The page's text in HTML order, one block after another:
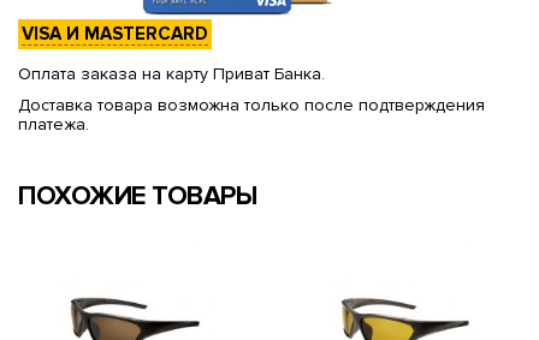
VISA И MASTERCARD
Оплата заказа на карту Приват Банка.
Доставка товара возможна только после подтверждения
платежа.
ПОХОЖИЕ ТОВАРЫ